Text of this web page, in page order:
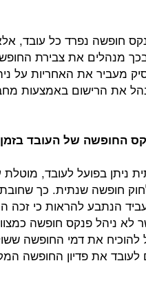
חופשה נפרד כל עובד,
מנהלים את צבירת
מעביר את האחריות על
את הרישום באמצעות
החופשה של העובד
ניתן בפועל לעובד,
פנקס חופשה כמצוות סעיף 25 לחוק חופשה
הנתבע להראות כי זכה
ניהל פנקס חופשה
את דמי החופשה
לעובד את פדיון החופשה